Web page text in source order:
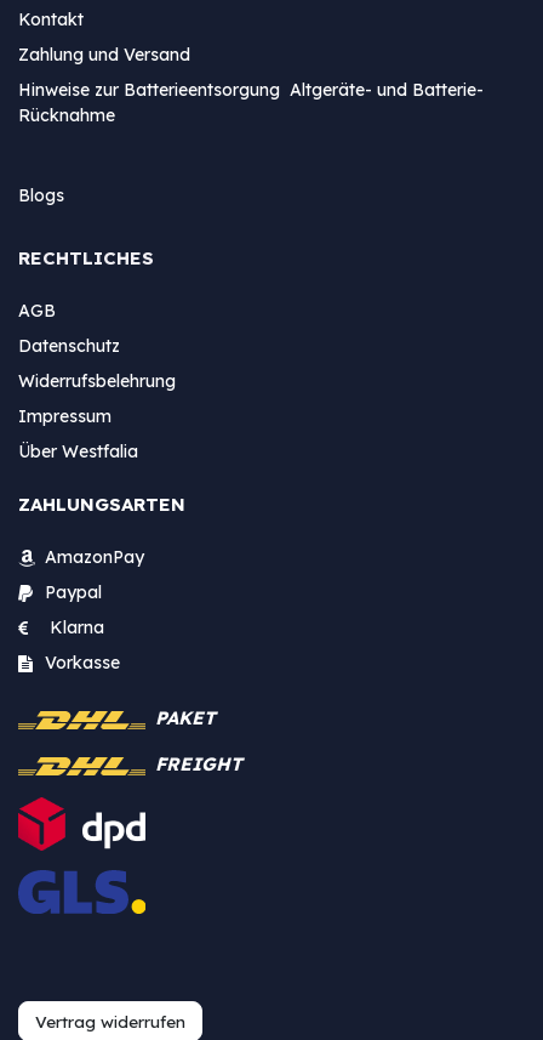
Kontakt
Zahlung und Versand
Hinweise zur Batterieentsorgung Altgeräte- und Batterie-
Rücknahme
Blogs
RECHTLICHES
AGB
Datenschutz
Widerrufsbelehrung
Impressum
Über Westfalia
ZAHLUNGSARTEN
AmazonPay
Paypal
Klarna
Vorkasse
PAKET
FREIGHT
Vertrag widerrufen